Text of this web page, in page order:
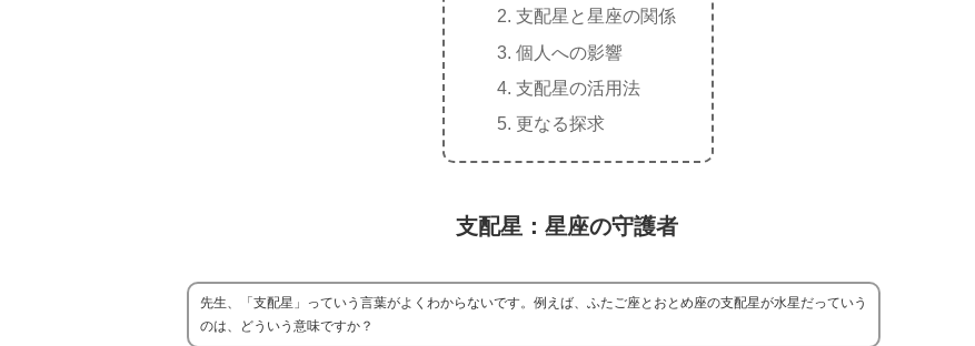
支配星と星座の関係
個人への影響
支配星の活用法
更なる探求
支配星：星座の守護者
先生、「支配星」っていう言葉がよくわからないです。例えば、ふたご座とおとめ座の支配星が水星だっていう
のは、どういう意味ですか？